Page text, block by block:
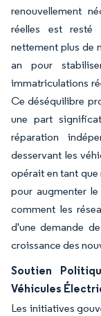
renouvellement
réelles est resté
nettement plus de
an pour
immatriculations
Ce déséquilibre
une part
réparation
desservant les
opérait en tant que
pour augmenter
comment les
d'une demande
croissance des
Soutien
Véhicules
Les initiatives